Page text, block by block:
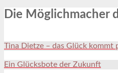
Die Möglichmacher
Tina Dietze – das Glück kommt
Ein Glücksbote der Zukunft